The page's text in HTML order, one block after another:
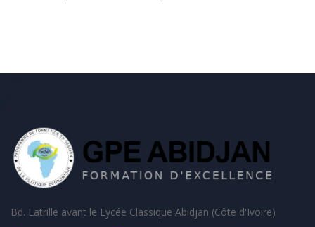
Bd. Latrille avant le Lycée Classique Abidjan (Côte d'Ivoire)